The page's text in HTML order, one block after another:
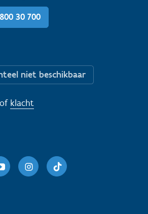
30 700
niet beschikbaar
of klacht
YoutubeInstagram